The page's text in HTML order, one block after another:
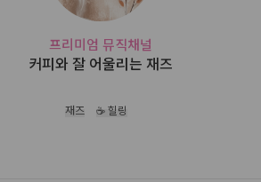
프리미엄 뮤직채널
커피와 잘 어울리는 재즈
재즈 ☕ 힐링